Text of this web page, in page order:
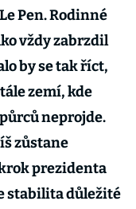
Pen. Rodinné
vždy zabrzdil
by se tak říct,
zemí, kde
neprojde.
zůstane
prezidenta
stabilita důležité